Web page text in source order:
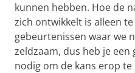
kunnen hebben. Hoe de
zich ontwikkelt is alleen
gebeurtenissen waar we
zeldzaam, dus heb je
nodig om de kans erop